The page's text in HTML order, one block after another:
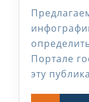
Портале
эту